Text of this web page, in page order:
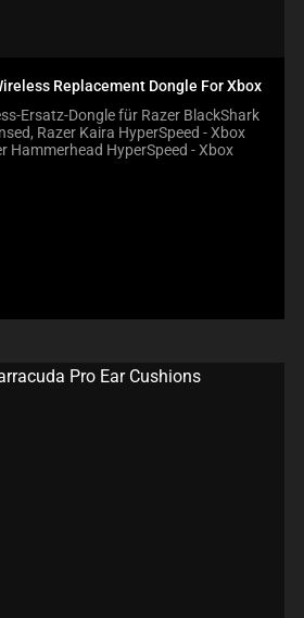
Replacement Dongle For Xbox
Ersatz-Dongle für Razer BlackShark
Razer Kaira HyperSpeed - Xbox
Hammerhead HyperSpeed - Xbox